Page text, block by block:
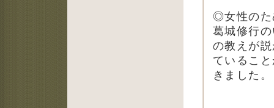
◎女性のた
葛城修行
の教えが
ているこ
きました。